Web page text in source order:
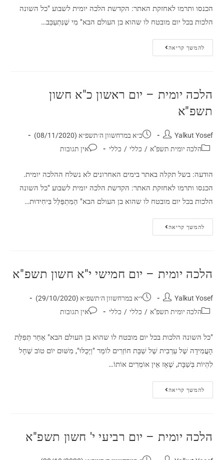
הכנסו ותרמו לאחזקת האתר: הקדשת הלכה יומית לשבוע "כל השונה
הלכות בכל יום מובטח לו שהוא בן העולם הבא" מִי שֶׁנִּתְעַכֵּב…
להמשך קריאה
הלכה יומית – יום ראשון כ"א חשון
תשפ"א
Yalkut Yosef
כ״א במרחשוון ה׳תשפ״א (08/11/2020)
הלכה יומית תשפ"א / כללי / כללי אין תגובות
הודעה: בשל תקלה באתר בימים האחרונים לא נשלח ההלכה יומית.
הכנסו ותרמו לאחזקת האתר: הקדשת הלכה יומית לשבוע "כל השונה
הלכות בכל יום מובטח לו שהוא בן העולם הבא" הַמִּתְפַּלֵּל בִּיחִידוּת…
להמשך קריאה
הלכה יומית – יום חמישי י"א חשון תשפ"א
Yalkut Yosef
י״א במרחשוון ה׳תשפ״א (29/10/2020)
הלכה יומית תשפ"א / כללי / כללי אין תגובות
"כל השונה הלכות בכל יום מובטח לו שהוא בן העולם הבא" אַחַר תְּפִלַּת
הָעֲמִידָה שֶׁל עַרְבִית שֶׁל שַׁבָּת חוֹזְרִים לוֹמַר "וַיְכֻלּוּ", מִשּׁוּם יוֹם טוֹב שֶׁחָל
לִהְיוֹת בְּשַׁבָּת, שֶׁאָז אֵין אוֹמְרִים אוֹתוֹ…
להמשך קריאה
הלכה יומית – יום רביעי י' חשון תשפ"א